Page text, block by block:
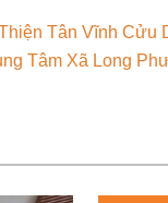
Tân Vĩnh Cửu
Tâm Xã Long